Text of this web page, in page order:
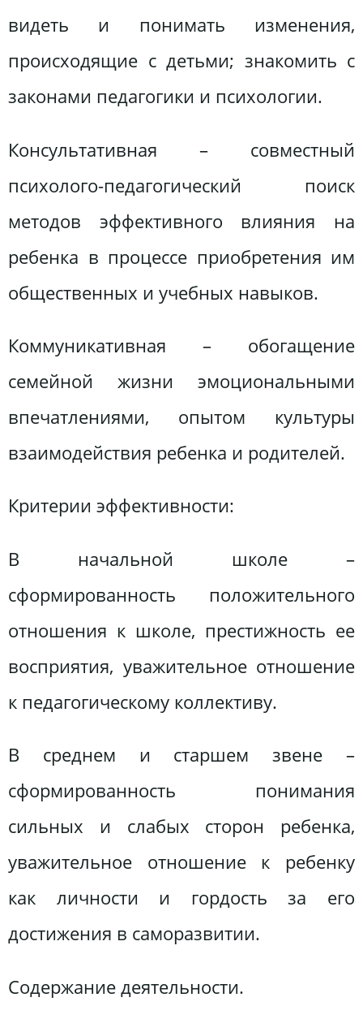
видеть и понимать изменения,
происходящие с детьми; знакомить с
законами педагогики и психологии.
Консультативная – совместный
психолого-педагогический поиск
методов эффективного влияния на
ребенка в процессе приобретения им
общественных и учебных навыков.
Коммуникативная – обогащение
семейной жизни эмоциональными
впечатлениями, опытом культуры
взаимодействия ребенка и родителей.
Критерии эффективности:
В начальной школе –
сформированность положительного
отношения к школе, престижность ее
восприятия, уважительное отношение
к педагогическому коллективу.
В среднем и старшем звене –
сформированность понимания
сильных и слабых сторон ребенка,
уважительное отношение к ребенку
как личности и гордость за его
достижения в саморазвитии.
Содержание деятельности.